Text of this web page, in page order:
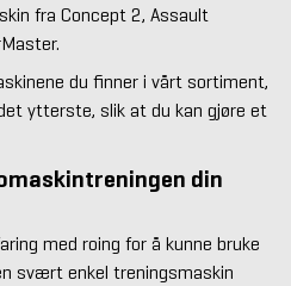
fra Concept 2, Assault
du finner i vårt sortiment,
ytterste, slik at du kan gjøre et
din
med roing for å kunne bruke
svært enkel treningsmaskin